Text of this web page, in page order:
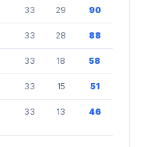
33 29 90
33 28 88
33 18 58
33 15 51
33 13 46